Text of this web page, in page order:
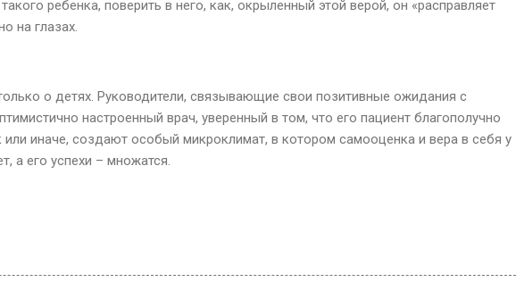
ребенка, поверить в него, как, окрыленный этой верой, он «расправляет
на глазах.
о детях. Руководители, связывающие свои позитивные ожидания с
настроенный врач, уверенный в том, что его пациент благополучно
или иначе, создают особый микроклимат, в котором самооценка и вера в себя у
а его успехи – множатся.